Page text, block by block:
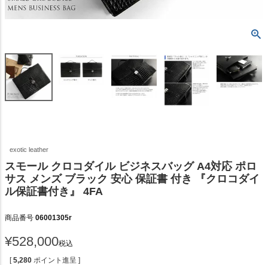
exotic leather
スモール クロコダイル ビジネスバッグ A4対応 ポロ
サス メンズ ブラック 安心 保証書 付き 『クロコダイ
ル保証書付き』 4FA
商品番号 06001305r
¥528,000税込
[ 5,280 ポイント進呈 ]